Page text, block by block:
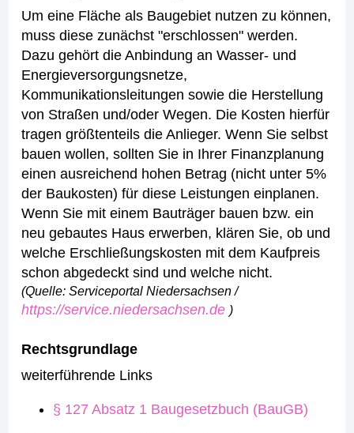
Um eine Fläche als Baugebiet nutzen zu können,
muss diese zunächst "erschlossen" werden.
Dazu gehört die Anbindung an Wasser- und
Energieversorgungsnetze,
Kommunikationsleitungen sowie die Herstellung
von Straßen und/oder Wegen. Die Kosten hierfür
tragen größtenteils die Anlieger. Wenn Sie selbst
bauen wollen, sollten Sie in Ihrer Finanzplanung
einen ausreichend hohen Betrag (nicht unter 5%
der Baukosten) für diese Leistungen einplanen.
Wenn Sie mit einem Bauträger bauen bzw. ein
neu gebautes Haus erwerben, klären Sie, ob und
welche Erschließungskosten mit dem Kaufpreis
schon abgedeckt sind und welche nicht.
(Quelle: Serviceportal Niedersachsen /
https://service.niedersachsen.de )
Rechtsgrundlage
weiterführende Links
§ 127 Absatz 1 Baugesetzbuch (BauGB)